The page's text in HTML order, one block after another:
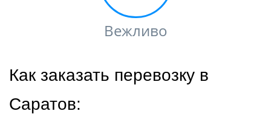
Вежливо
Как заказать перевозку в
Саратов: